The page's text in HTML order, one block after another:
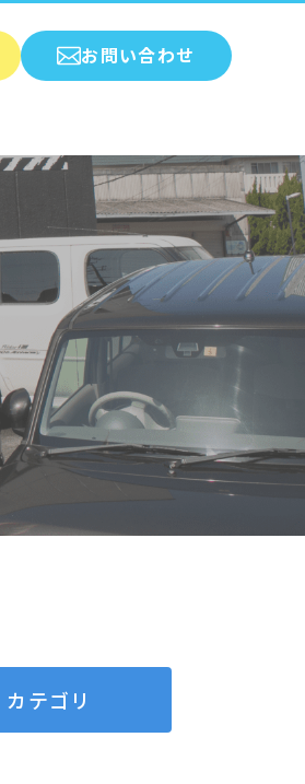
お問い合わせ
カテゴリ